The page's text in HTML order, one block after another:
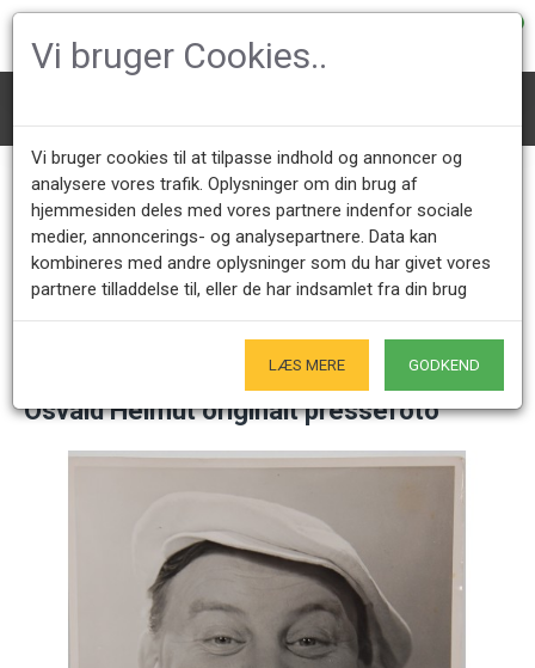
Kundeservice +45 28491875
Mandag - Fredag 9.00 - 17.00
Åbningstider showroom
Kun på forudgående aftale - Hverdage
- Naturligvis
Osvald Helmut originalt pressefoto
Vi bruger Cookies..
Vi bruger cookies til at tilpasse indhold og annoncer og
analysere vores trafik. Oplysninger om din brug af
hjemmesiden deles med vores partnere indenfor sociale
medier, annoncerings- og analysepartnere. Data kan
kombineres med andre oplysninger som du har givet vores
partnere tilladdelse til, eller de har indsamlet fra din brug
LÆS MERE GODKEND